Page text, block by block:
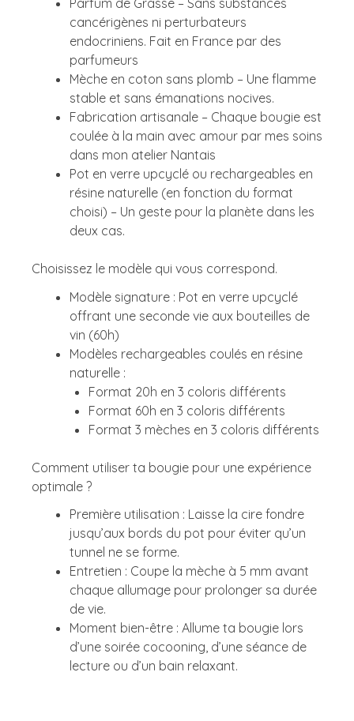
Parfum de Grasse – Sans substances
cancérigènes ni perturbateurs
endocriniens. Fait en France par des
parfumeurs
Mèche en coton sans plomb – Une flamme
stable et sans émanations nocives.
Fabrication artisanale – Chaque bougie est
coulée à la main avec amour par mes soins
dans mon atelier Nantais
Pot en verre upcyclé ou rechargeables en
résine naturelle (en fonction du format
choisi) – Un geste pour la planète dans les
deux cas.
Choisissez le modèle qui vous correspond.
Modèle signature : Pot en verre upcyclé
offrant une seconde vie aux bouteilles de
vin (60h)
Modèles rechargeables coulés en résine
naturelle :
Format 20h en 3 coloris différents
Format 60h en 3 coloris différents
Format 3 mèches en 3 coloris différents
Comment utiliser ta bougie pour une expérience
optimale ?
Première utilisation : Laisse la cire fondre
jusqu’aux bords du pot pour éviter qu’un
tunnel ne se forme.
Entretien : Coupe la mèche à 5 mm avant
chaque allumage pour prolonger sa durée
de vie.
Moment bien-être : Allume ta bougie lors
d’une soirée cocooning, d’une séance de
lecture ou d’un bain relaxant.